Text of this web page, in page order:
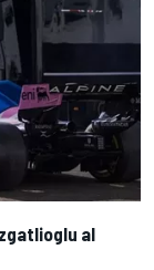
al